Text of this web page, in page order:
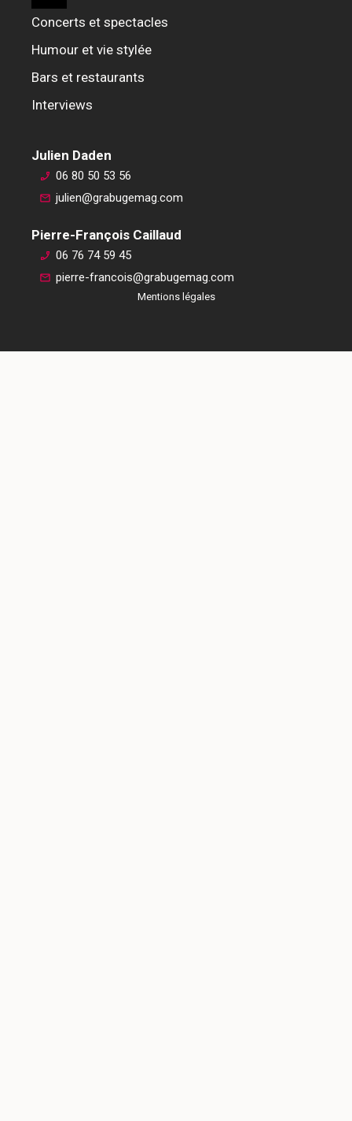
Concerts et spectacles
Humour et vie stylée
Bars et restaurants
Interviews
Julien Daden
06 80 50 53 56
julien@grabugemag.com
Pierre-François Caillaud
06 76 74 59 45
pierre-francois@grabugemag.com
Mentions légales